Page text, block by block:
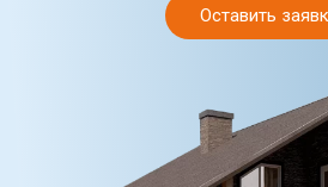
Оставить